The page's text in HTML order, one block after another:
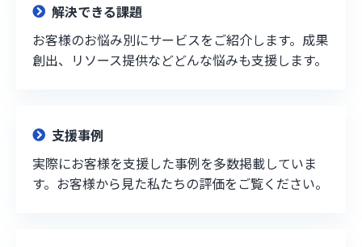
解決できる課題
お客様のお悩み別にサービスをご紹介します。成果
創出、リソース提供などどんな悩みも支援します。
支援事例
実際にお客様を支援した事例を多数掲載していま
す。お客様から見た私たちの評価をご覧ください。